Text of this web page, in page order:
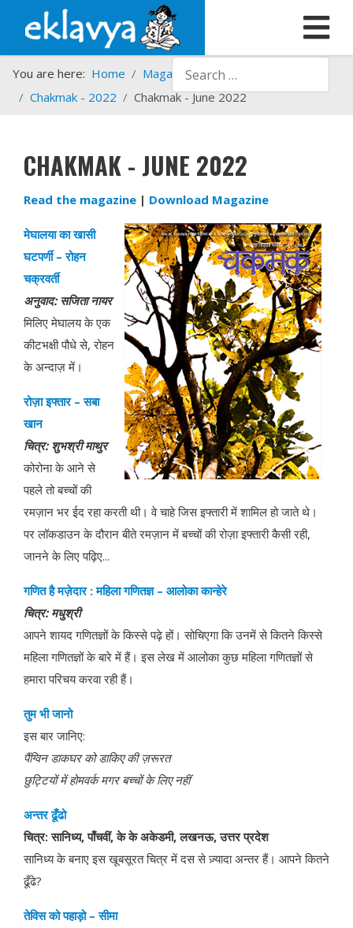
Search
You are here: Home Magazines
Chakmak
Chakmak - 2022
Chakmak - June 2022
CHAKMAK - JUNE 2022
Read the magazine | Download Magazine
मेघालया का खासी
घटपर्णी–रोहन
चक्रवर्ती
अनुवाद: सजितानायर
मिलिए मेघालय के एक
कीटभक्षी पौधे से, रोहन
के अन्दाज़ में।
रोज़ा इफ्तार –सबा
खान
चित्र:शुभश्री माथुर
कोरोना के आने से
पहले तो बच्चों की
रमज़ान भर ईद रहा करती थी। वे चाहे जिस इफ्तारी में शामिल हो जाते थे।
पर लॉकडाउन के दौरान बीते रमज़ान में बच्चों की रोज़ा इफ्तारी कैसी रही,
जानने के लिए पढ़िए...
गणितहै मज़ेदार:महिला गणितज्ञ – आलोकाकान्हेरे
चित्र:मधुश्री
आपने शायद गणितज्ञों के किस्से पढ़े हों। सोचिएगा कि उनमें से कितने किस्से
महिला गणितज्ञों के बारे में हैं। इस लेख में आलोका कुछ महिला गणितज्ञों से
हमारा परिचय करवा रही हैं।
तुम भी जानो
इस बार जानिए:
पैंग्विन डाकघर को डाकिए की ज़रूरत
छुट्टियों में होमवर्क मगर बच्चों के लिए नहीं
अन्तर ढूँढो
चित्र: सानिध्य,पाँचवीं,के के अकेडमी,लखनऊ,उत्तर प्रदेश
सानिध्य के बनाए इस खूबसूरत चित्र में दस से ज़्यादा अन्तर हैं। आपने कितने
ढूँढे?
तेविस को पहाड़ो – सीमा